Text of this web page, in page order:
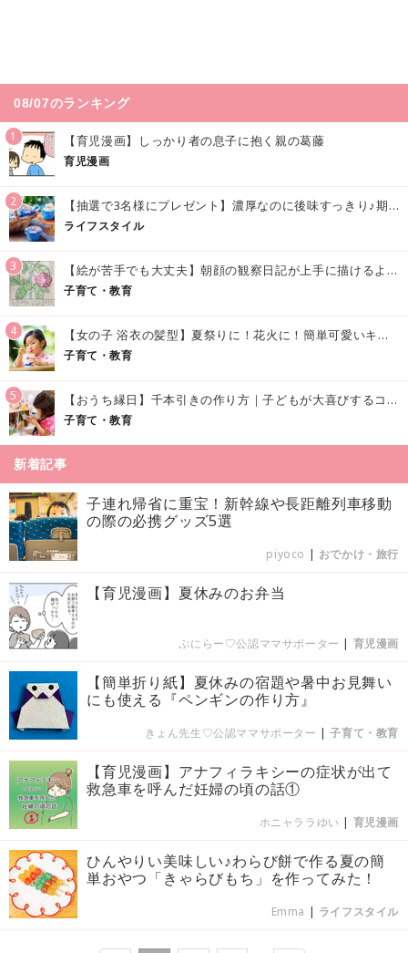
08/07のランキング
1 【育児漫画】しっかり者の息子に抱く親の葛藤
育児漫画
2 【抽選で3名様にプレゼント】濃厚なのに後味すっきり♪期間限定の「メイトーのなめらかプリン カルピス®入りソース」で夏を味わおう！
ライフスタイル
3 【絵が苦手でも大丈夫】朝顔の観察日記が上手に描けるようになる方法｜イラスト付き
子育て・教育
4 【女の子 浴衣の髪型】夏祭りに！花火に！簡単可愛いキッズの浴衣ヘアアレンジまとめ
子育て・教育
5 【おうち縁日】千本引きの作り方｜子どもが大喜びするコツやアイデア♪
子育て・教育
新着記事
子連れ帰省に重宝！新幹線や長距離列車移動
の際の必携グッズ5選
piyoco | おでかけ・旅行
【育児漫画】夏休みのお弁当
ぷにらー♡公認ママサポーター | 育児漫画
【簡単折り紙】夏休みの宿題や暑中お見舞い
にも使える『ペンギンの作り方』
きょん先生♡公認ママサポーター |子育て・教育
【育児漫画】アナフィラキシーの症状が出て
救急車を呼んだ妊婦の頃の話①
ホニャララゆい | 育児漫画
ひんやりい美味しい♪わらび餅で作る夏の簡
単おやつ「きゃらびもち」を作ってみた！
Emma | ライフスタイル